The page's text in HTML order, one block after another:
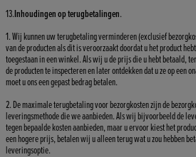
13.Inhoudingen op terugbetalingen.
1. Wij kunnen uw terugbetaling verminderen (exclusief
van de producten als dit is veroorzaakt doordat u het product
toegestaan in een winkel. Als wij u de prijs die u hebt betaald,
de producten te inspecteren en later ontdekken dat u ze op een
moet u ons een gepast bedrag betalen.
2. De maximale terugbetaling voor bezorgkosten zijn de
leveringsmethode die we aanbieden. Als wij bijvoorbeeld de
tegen bepaalde kosten aanbieden, maar u ervoor kiest het
een hogere prijs, betalen wij u alleen terug wat u zou hebben
leveringsoptie.